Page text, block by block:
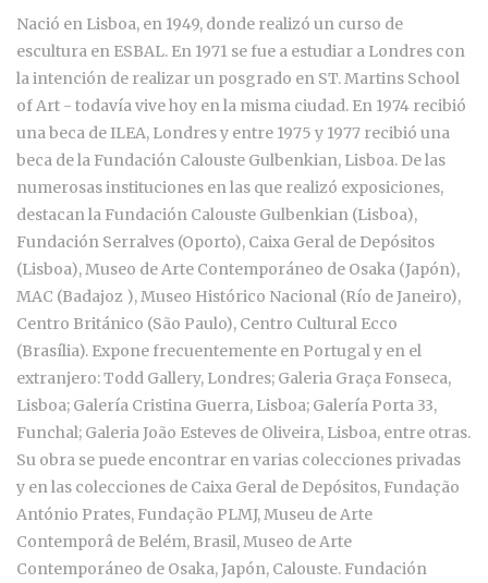
Nació en Lisboa, en 1949, donde realizó un curso de
escultura en ESBAL. En 1971 se fue a estudiar a Londres con
la intención de realizar un posgrado en ST. Martins School
of Art - todavía vive hoy en la misma ciudad. En 1974 recibió
una beca de ILEA, Londres y entre 1975 y 1977 recibió una
beca de la Fundación Calouste Gulbenkian, Lisboa. De las
numerosas instituciones en las que realizó exposiciones,
destacan la Fundación Calouste Gulbenkian (Lisboa),
Fundación Serralves (Oporto), Caixa Geral de Depósitos
(Lisboa), Museo de Arte Contemporáneo de Osaka (Japón),
MAC (Badajoz ), Museo Histórico Nacional (Río de Janeiro),
Centro Británico (São Paulo), Centro Cultural Ecco
(Brasília). Expone frecuentemente en Portugal y en el
extranjero: Todd Gallery, Londres; Galeria Graça Fonseca,
Lisboa; Galería Cristina Guerra, Lisboa; Galería Porta 33,
Funchal; Galeria João Esteves de Oliveira, Lisboa, entre otras.
Su obra se puede encontrar en varias colecciones privadas
y en las colecciones de Caixa Geral de Depósitos, Fundação
António Prates, Fundação PLMJ, Museu de Arte
Contemporâ de Belém, Brasil, Museo de Arte
Contemporáneo de Osaka, Japón, Calouste. Fundación